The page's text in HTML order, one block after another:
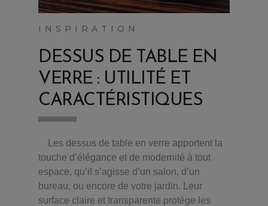
INSPIRATION
DESSUS DE TABLE EN
VERRE : UTILITÉ ET
CARACTÉRISTIQUES
Les dessus de table en verre apportent la
touche d’élégance et de modernité à tout
espace, qu’il s’agisse d’un salon, d’un
bureau, ou encore de votre jardin. Leur
surface claire et transparente protège les